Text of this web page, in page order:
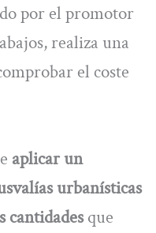
por el promotor
realiza una
el coste
aplicar un
urbanísticas
que